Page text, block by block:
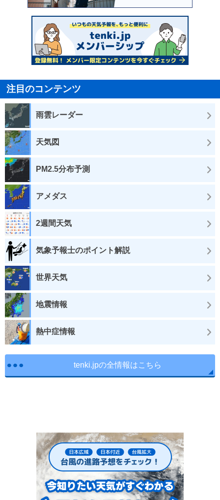
注目のコンテンツ
雨雲レーダー
天気図
PM2.5分布予測
アメダス
2週間天気
気象予報士のポイント解説
世界天気
地震情報
熱中症情報
tenki.jpの全情報はこちら